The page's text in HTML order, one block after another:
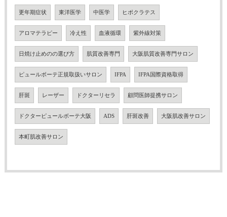
更年期症状 東洋医学 中医学 ヒポクラテス
アロマテラピー 冷え性 血液循環 紫外線対策
日焼け止めのの選び方 肌質改善専門 大阪肌質改善専門サロン
ピュールボーテ正規取扱いサロン IFPA IFPA国際資格取得
肝斑 レーザー ドクターリセラ 顧問医師提携サロン
ドクターピュールボーテ大阪 ADS 肝斑改善 大阪肌改善サロン
本町肌改善サロン